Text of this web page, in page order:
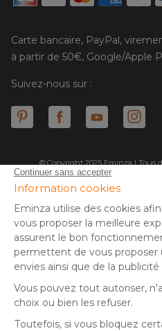
Carte bancaire, PayPal,
à partir de 50€, Google/Apple
Suivez-nous sur :
© Copyright 2025 Eminza | Tous
* Vous disposez de 30 jours (à
retrait de votre colis) pour
** Expédition le jour même pour